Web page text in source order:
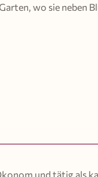
wo sie neben
und tätig als